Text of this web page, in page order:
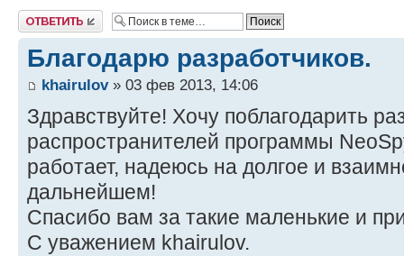
Ответить
Благодарю разработчиков.
khairulov» 03 фев 2013, 14:06
Здравствуйте! Хочу поблагодарить
распространителей программы
работает, надеюсь на долгое и
дальнейшем!
Спасибо вам за такие маленькие и
С уважением khairulov.